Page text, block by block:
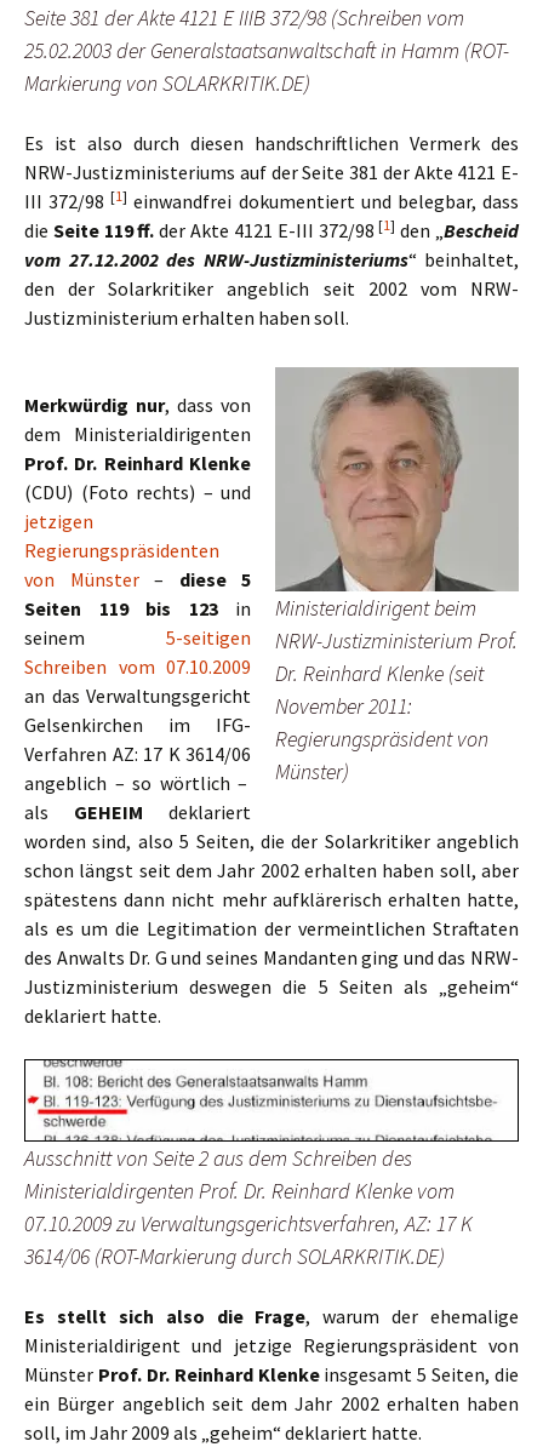
Seite 381 der Akte 4121 E IIIB 372/98 (Schreiben vom
25.02.2003 der Generalstaatsanwaltschaft in Hamm (ROT-
Markierung von SOLARKRITIK.DE)
Es ist also durch diesen handschriftlichen Vermerk des
NRW-Justizministeriums auf der Seite 381 der Akte 4121 E-
III 372/98 [1] einwandfrei dokumentiert und belegbar, dass
die Seite 119ff. der Akte 4121 E-III 372/98 [1] den „Bescheid
vom 27.12.2002 des NRW-Justizministeriums“ beinhaltet,
den der Solarkritiker angeblich seit 2002 vom NRW-
Justizministerium erhalten haben soll.
Ministerialdirigent beim
NRW-Justizministerium Prof.
Dr. Reinhard Klenke (seit
November 2011:
Regierungspräsident von
Münster)
Merkwürdig nur, dass von
dem Ministerialdirigenten
Prof. Dr. Reinhard Klenke
(CDU) (Foto rechts) – und
jetzigen
Regierungspräsidenten
von Münster– diese 5
Seiten 119 bis 123in
seinem 5-seitigen
Schreiben vom 07.10.2009
an das Verwaltungsgericht
Gelsenkirchen im IFG-
Verfahren AZ: 17 K 3614/06
angeblich – so wörtlich –
als GEHEIM deklariert
worden sind, also 5 Seiten, die der Solarkritiker angeblich
schon längst seit dem Jahr 2002 erhalten haben soll, aber
spätestens dann nicht mehr aufklärerisch erhalten hatte,
als es um die Legitimation der vermeintlichen Straftaten
des Anwalts Dr. G und seines Mandanten ging und das NRW-
Justizministerium deswegen die 5 Seiten als „geheim“
deklariert hatte.
Ausschnitt von Seite 2 aus dem Schreiben des
Ministerialdirgenten Prof. Dr. Reinhard Klenke vom
07.10.2009 zu Verwaltungsgerichtsverfahren, AZ: 17 K
3614/06 (ROT-Markierung durch SOLARKRITIK.DE)
Es stellt sich also die Frage, warum der ehemalige
Ministerialdirigent und jetzige Regierungspräsident von
Münster Prof. Dr. Reinhard Klenkeinsgesamt 5 Seiten, die
ein Bürger angeblich seit dem Jahr 2002 erhalten haben
soll, im Jahr 2009 als „geheim“ deklariert hatte.